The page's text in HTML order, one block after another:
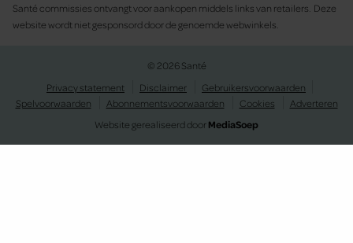
Santé commissies ontvangt voor aankopen middels links van retailers. Deze
website wordt niet gesponsord door de genoemde webwinkels.
© 2026 Santé
Privacy statement
Disclaimer
Gebruikersvoorwaarden
Spelvoorwaarden
Abonnementsvoorwaarden Cookies
Adverteren
Website gerealiseerd doorMediaSoep